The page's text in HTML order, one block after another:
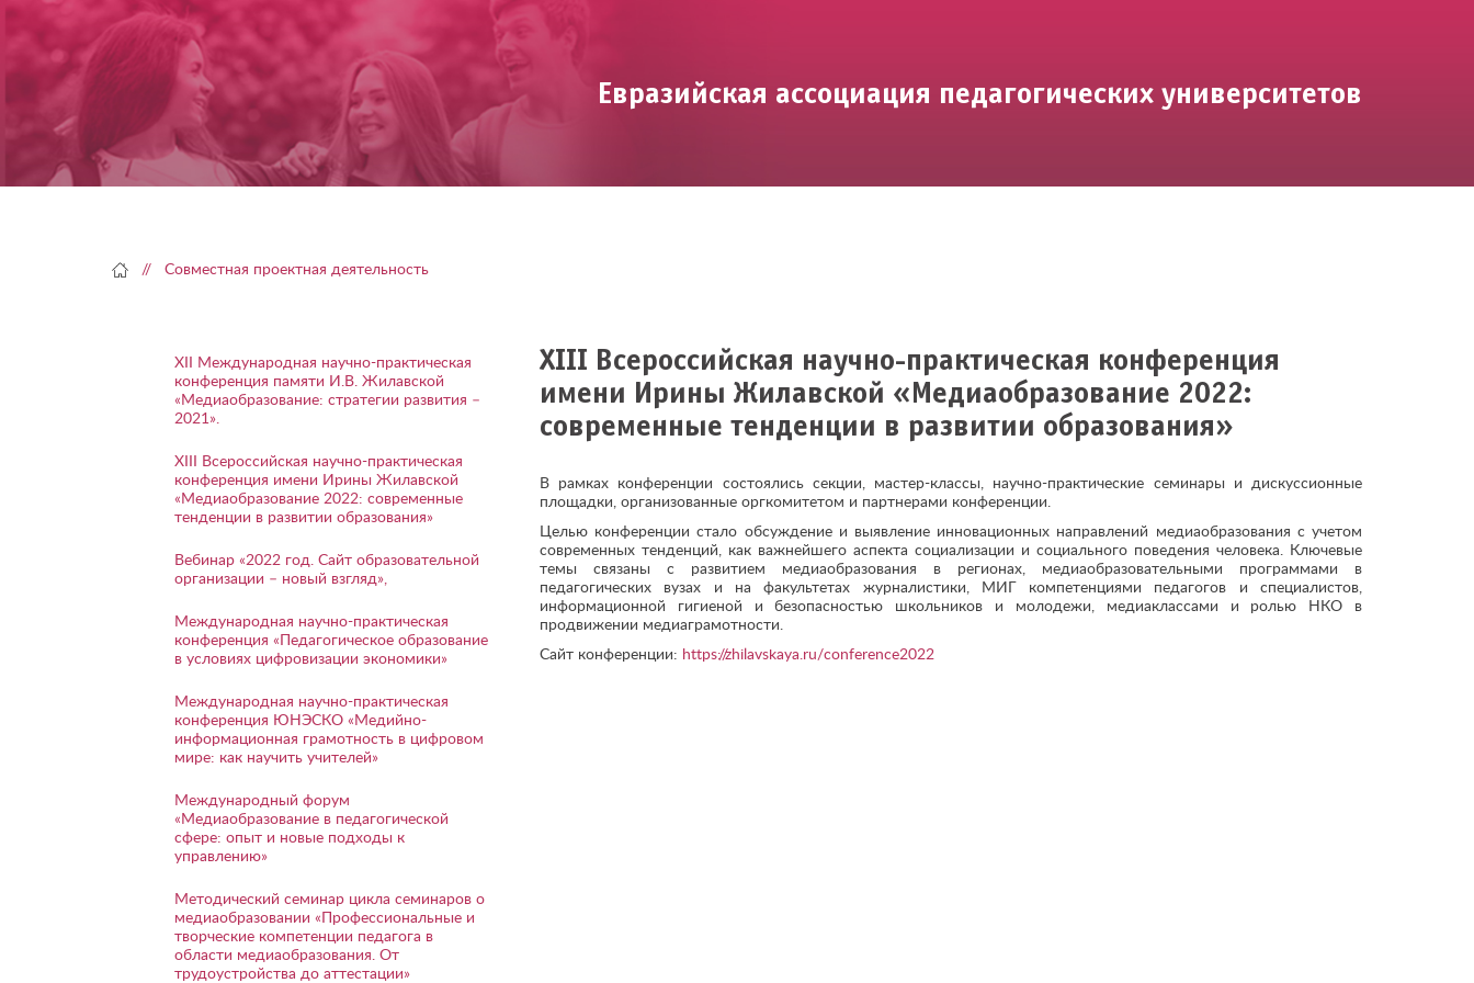
Skip
Евразийская ассоциация педагогических университетов
Совместная проектная деятельность
XII Международная научно-практическая
конференция памяти И.В. Жилавской
«Медиаобразование: стратегии развития –
2021».
XIII Всероссийская научно-практическая
конференция имени Ирины Жилавской
«Медиаобразование 2022: современные
тенденции в развитии образования»
Вебинар «2022 год. Сайт образовательной
организации – новый взгляд»,
Международная научно-практическая
конференция «Педагогическое образование
в условиях цифровизации экономики»
Международная научно-практическая
конференция ЮНЭСКО «Медийно-
информационная грамотность в цифровом
мире: как научить учителей»
Международный форум
«Медиаобразование в педагогической
сфере: опыт и новые подходы к
управлению»
Методический семинар цикла семинаров о
медиаобразовании «Профессиональные и
творческие компетенции педагога в
области медиаобразования. От
трудоустройства до аттестации»
XIII Всероссийская научно-практическая конференция
имени Ирины Жилавской «Медиаобразование 2022:
современные тенденции в развитии образования»
В рамках конференции состоялись секции, мастер-классы, научно-практические семинары и дискуссионные
площадки, организованные оргкомитетом и партнерами конференции.
Целью конференции стало обсуждение и выявление инновационных направлений медиаобразования с учетом
современных тенденций, как важнейшего аспекта социализации и социального поведения человека. Ключевые
темы связаны с развитием медиаобразования в регионах, медиаобразовательными программами в
педагогических вузах и на факультетах журналистики, МИГ компетенциями педагогов и специалистов,
информационной гигиеной и безопасностью школьников и молодежи, медиаклассами и ролью НКО в
продвижении медиаграмотности.
Сайт конференции: https://zhilavskaya.ru/conference2022